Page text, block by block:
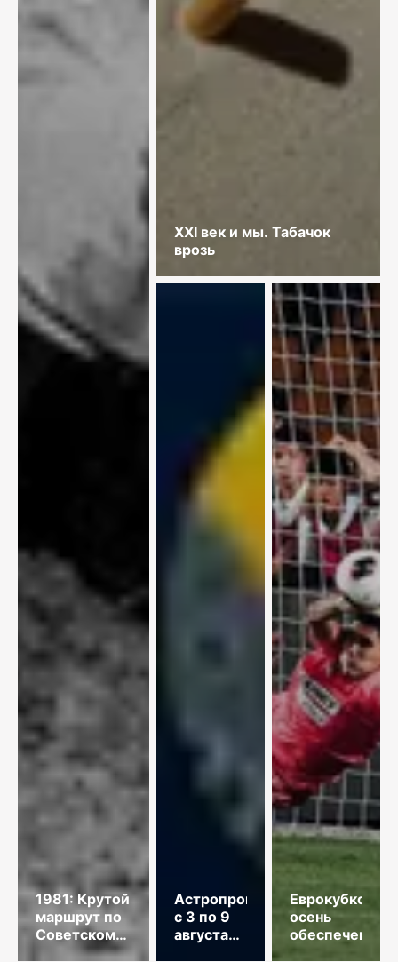
1981: Крутой
маршрут по
Советскому
Союзу
XXI век и мы. Табачок
врозь
Астропрогноз
с 3 по 9
августа
Еврокубковая
осень
обеспечена